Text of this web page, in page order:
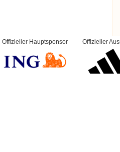
Offizieller
Offizieller Hauptsponsor